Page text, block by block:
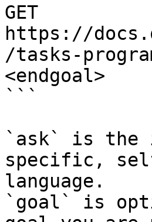
GET
https://
/tasks-
<endgoal>
```
`ask` is the
specific,
language.
`goal` is